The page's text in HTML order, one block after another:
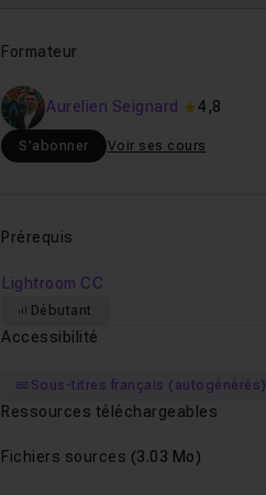
Formateur
Aurelien Seignard 4,8
S'abonner Voir ses cours
Prérequis
Lightroom CC
Débutant
Accessibilité
Sous-titres français (autogénérés)
Ressources téléchargeables
Fichiers sources (3.03 Mo)